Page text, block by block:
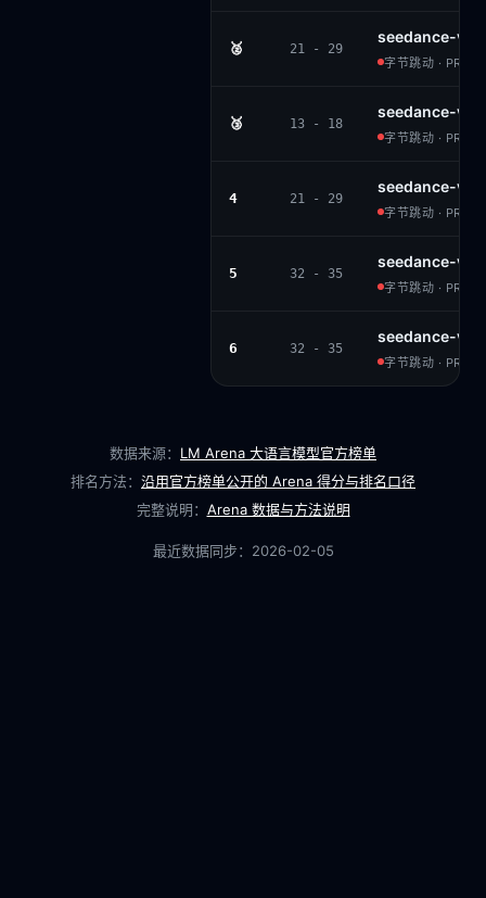
🥈 21 - 29
seedance-v1-
字节跳动 ·
🥉 13 - 18
seedance-
字节跳动 ·
4 21 - 29
seedance-v1-
字节跳动 ·
5 32 - 35
seedance-v1-
字节跳动 ·
6 32 - 35
seedance-v1-
字节跳动 ·
数据来源： LM Arena 大语言模型官方榜单
排名方法： 沿用官方榜单公开的 Arena 得分与排名口径
完整说明： Arena 数据与方法说明
最近数据同步： 2026-02-05